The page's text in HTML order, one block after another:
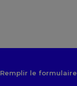
Remplir le formulaire